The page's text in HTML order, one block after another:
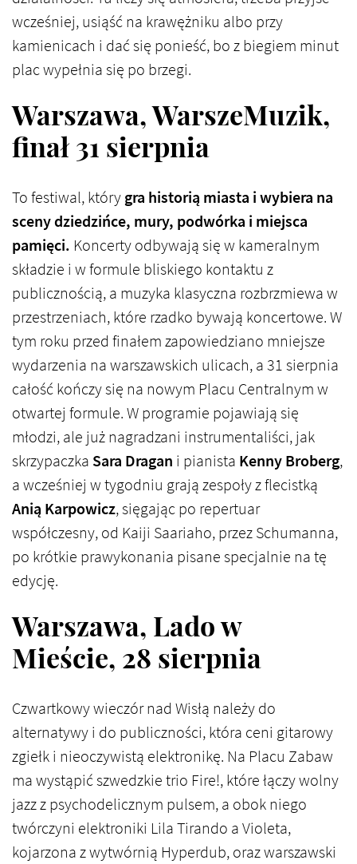
wcześniej, usiąść na krawężniku albo przy
kamienicach i dać się ponieść, bo z biegiem minut
plac wypełnia się po brzegi.
Warszawa, WarszeMuzik,
finał 31 sierpnia
To festiwal, którygra historią miasta i wybiera na
sceny dziedzińce, mury, podwórka i miejsca
pamięci. Koncerty odbywają się w kameralnym
składzie i w formule bliskiego kontaktu z
publicznością, a muzyka klasyczna rozbrzmiewa w
przestrzeniach, które rzadko bywają koncertowe. W
tym roku przed finałem zapowiedziano mniejsze
wydarzenia na warszawskich ulicach, a 31 sierpnia
całość kończy się na nowym Placu Centralnym w
otwartej formule. W programie pojawiają się
młodzi, ale już nagradzani instrumentaliści, jak
skrzypaczka Sara Dragan i pianista Kenny Broberg,
a wcześniej w tygodniu grają zespoły z flecistką
Anią Karpowicz, sięgając po repertuar
współczesny, od Kaiji Saariaho, przez Schumanna,
po krótkie prawykonania pisane specjalnie na tę
edycję.
Warszawa, Lado w
Mieście, 28 sierpnia
Czwartkowy wieczór nad Wisłą należy do
alternatywy i do publiczności, która ceni gitarowy
zgiełk i nieoczywistą elektronikę. Na Placu Zabaw
ma wystąpić szwedzkie trio Fire!, które łączy wolny
jazz z psychodelicznym pulsem, a obok niego
twórczyni elektroniki Lila Tirando a Violeta,
kojarzona z wytwórnią Hyperdub, oraz warszawski